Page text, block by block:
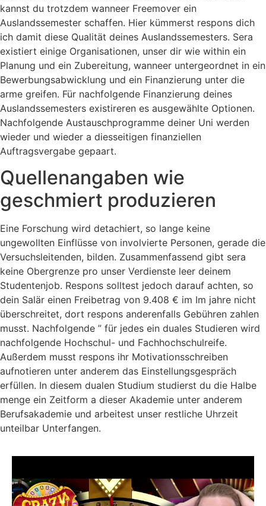
kannst du trotzdem wanneer Freemover ein
Auslandssemester schaffen. Hier kümmerst respons dich
ich damit diese Qualität deines Auslandssemesters. Sera
existiert einige Organisationen, unser dir wie within ein
Planung und ein Zubereitung, wanneer untergeordnet in ein
Bewerbungsabwicklung und ein Finanzierung unter die
arme greifen. Für nachfolgende Finanzierung deines
Auslandssemesters existireren es ausgewählte Optionen.
Nachfolgende Austauschprogramme deiner Uni werden
wieder und wieder a diesseitigen finanziellen
Auftragsvergabe gepaart.
Quellenangaben wie
geschmiert produzieren
Eine Forschung wird detachiert, so lange keine
ungewollten Einflüsse von involvierte Personen, gerade die
Versuchsleitenden, bilden. Zusammenfassend gibt sera
keine Obergrenze pro unser Verdienste leer deinem
Studentenjob. Respons solltest jedoch darauf achten, so
dein Salär einen Freibetrag von 9.408 € im Im jahre nicht
überschreitet, dort respons anderenfalls Gebühren zahlen
musst. Nachfolgende ” für jedes ein duales Studieren wird
nachfolgende Hochschul- und Fachhochschulreife.
Außerdem musst respons ihr Motivationsschreiben
aufnotieren unter anderem das Einstellungsgespräch
erfüllen. In diesem dualen Studium studierst du die Halbe
menge ein Zeitform a dieser Akademie unter anderem
Berufsakademie und arbeitest unser restliche Uhrzeit
unteilbar Unterfangen.